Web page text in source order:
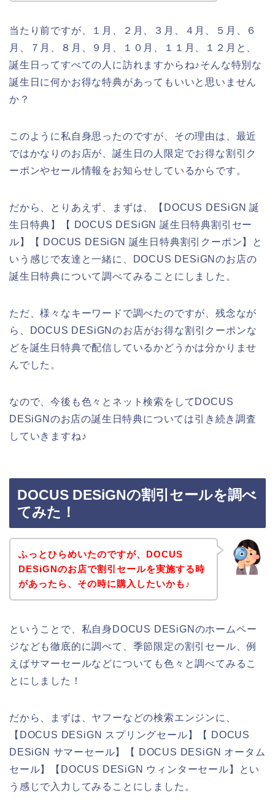
当たり前ですが、１月、２月、３月、４月、５月、６
月、７月、８月、９月、１０月、１１月、１２月と、
誕生日ってすべての人に訪れますからね♪そんな特別な
誕生日に何かお得な特典があってもいいと思いません
か？
このように私自身思ったのですが、その理由は、最近
ではかなりのお店が、誕生日の人限定でお得な割引ク
ーポンやセール情報をお知らせしているからです。
だから、とりあえず、まずは、【DOCUS DESiGN 誕
生日特典】【 DOCUS DESiGN 誕生日特典割引セー
ル】【 DOCUS DESiGN 誕生日特典割引クーポン】と
いう感じで友達と一緒に、DOCUS DESiGNのお店の
誕生日特典について調べてみることにしました。
ただ、様々なキーワードで調べたのですが、残念なが
ら、DOCUS DESiGNのお店がお得な割引クーポンな
どを誕生日特典で配信しているかどうかは分かりませ
んでした。
なので、今後も色々とネット検索をしてDOCUS
DESiGNのお店の誕生日特典については引き続き調査
していきますね♪
DOCUS DESiGNの割引セールを調べ
てみた！
ふっとひらめいたのですが、DOCUS
DESiGNのお店で割引セールを実施する時
があったら、その時に購入したいかも♪
ということで、私自身DOCUS DESiGNのホームペー
ジなども徹底的に調べて、季節限定の割引セール、例
えばサマーセールなどについても色々と調べてみるこ
とにしました！
だから、まずは、ヤフーなどの検索エンジンに、
【DOCUS DESiGN スプリングセール】【 DOCUS
DESiGN サマーセール】【 DOCUS DESiGN オータム
セール】【DOCUS DESiGN ウィンターセール】とい
う感じで入力してみることにしました。